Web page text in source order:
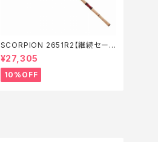
SCORPION 2651R2【継続セール
_ロッド】【10】
¥27,305
10%OFF